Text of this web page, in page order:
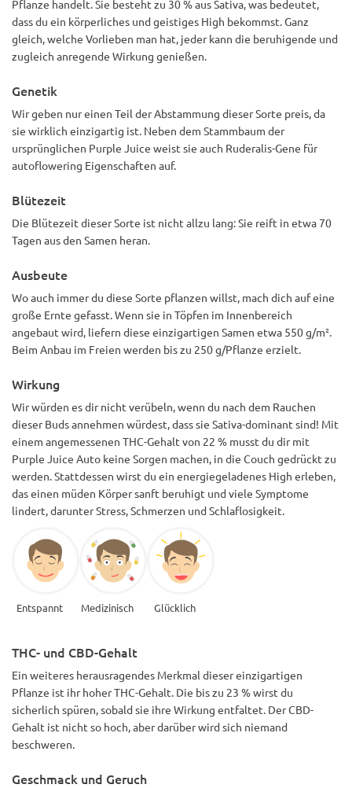
Pflanze handelt. Sie besteht zu 30 % aus Sativa, was bedeutet,
dass du ein körperliches und geistiges High bekommst. Ganz
gleich, welche Vorlieben man hat, jeder kann die beruhigende und
zugleich anregende Wirkung genießen.
Genetik
Wir geben nur einen Teil der Abstammung dieser Sorte preis, da
sie wirklich einzigartig ist. Neben dem Stammbaum der
ursprünglichen Purple Juice weist sie auch Ruderalis-Gene für
autoflowering Eigenschaften auf.
Blütezeit
Die Blütezeit dieser Sorte ist nicht allzu lang: Sie reift in etwa 70
Tagen aus den Samen heran.
Ausbeute
Wo auch immer du diese Sorte pflanzen willst, mach dich auf eine
große Ernte gefasst. Wenn sie in Töpfen im Innenbereich
angebaut wird, liefern diese einzigartigen Samen etwa 550 g/m².
Beim Anbau im Freien werden bis zu 250 g/Pflanze erzielt.
Wirkung
Wir würden es dir nicht verübeln, wenn du nach dem Rauchen
dieser Buds annehmen würdest, dass sie Sativa-dominant sind! Mit
einem angemessenen THC-Gehalt von 22 % musst du dir mit
Purple Juice Auto keine Sorgen machen, in die Couch gedrückt zu
werden. Stattdessen wirst du ein energiegeladenes High erleben,
das einen müden Körper sanft beruhigt und viele Symptome
lindert, darunter Stress, Schmerzen und Schlaflosigkeit.
Entspannt Medizinisch Glücklich
THC- und CBD-Gehalt
Ein weiteres herausragendes Merkmal dieser einzigartigen
Pflanze ist ihr hoher THC-Gehalt. Die bis zu 23 % wirst du
sicherlich spüren, sobald sie ihre Wirkung entfaltet. Der CBD-
Gehalt ist nicht so hoch, aber darüber wird sich niemand
beschweren.
Geschmack und Geruch